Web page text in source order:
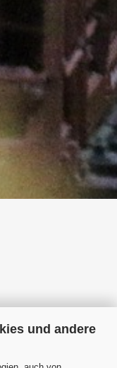
und andere